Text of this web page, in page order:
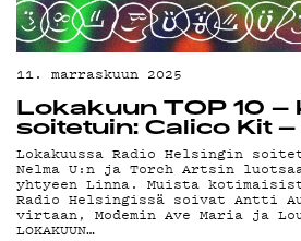
G LIVELAB
YSTÄVÄKLUBI
TIETOSUOJA
11. marraskuun 2025
Lokakuun TOP 10
soitetuin: Calico Kit
Lokakuussa Radio Helsingin
Nelma U:n ja Torch Artsin
yhtyeen Linna. Muista
Radio Helsingissä soivat Antti
virtaan, Modemin Ave Maria ja
LOKAKUUN…